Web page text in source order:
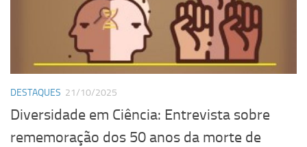
DESTAQUES 21/10/2025
Diversidade em Ciência: Entrevista sobre
rememoração dos 50 anos da morte de